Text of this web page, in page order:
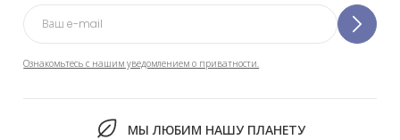
Ознакомьтесь с нашим уведомлением о приватности.
МЫ ЛЮБИМ НАШУ ПЛАНЕТУ